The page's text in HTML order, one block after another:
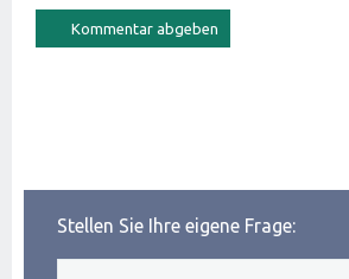
Stellen Sie Ihre eigene Frage: